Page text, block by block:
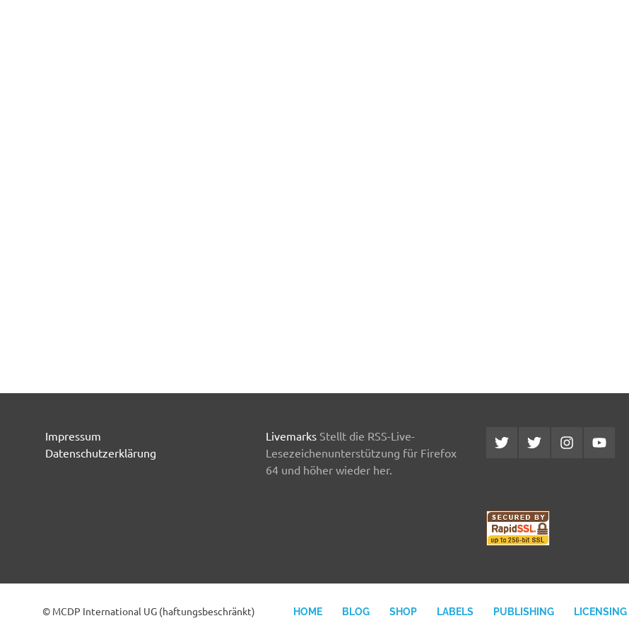
Impressum
Datenschutzerklärung
Livemarks Stellt die RSS-Live-
Lesezeichenunterstützung für Firefox
64 und höher wieder her.
Twitter
MCDP
Twitter
Musicradiostation
InstagramYouTube
HOME BLOG SHOP LABELS PUBLISHING LICENSING
© MCDP International UG (haftungsbeschränkt)